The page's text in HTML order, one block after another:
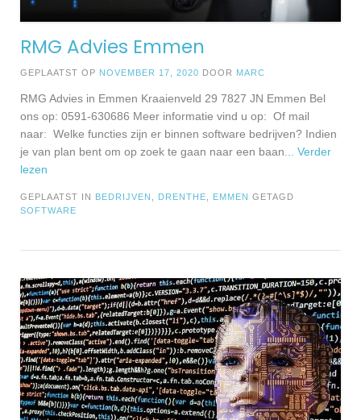
RMG Advies Emmen
GEPLAATST OP NOVEMBER 17, 2020 DOOR MARC
RMG Advies in Emmen Kraaienveld 29 7827 JN Emmen Bel
ons op: 0591-630686 Meer informatie vind u op: Of mail
naar: Welke functies zijn er binnen software bedrijven? Indien
je van plan bent om op zoek te gaan naar een baan... Verder
lezen
GEPLAATST IN BEDRIJVEN DRENTHE EMMEN GETAGD
SOFTWARE